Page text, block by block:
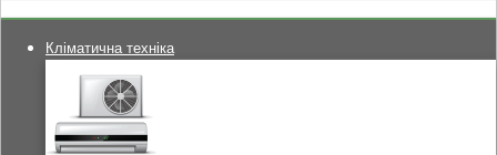
Кліматична техніка